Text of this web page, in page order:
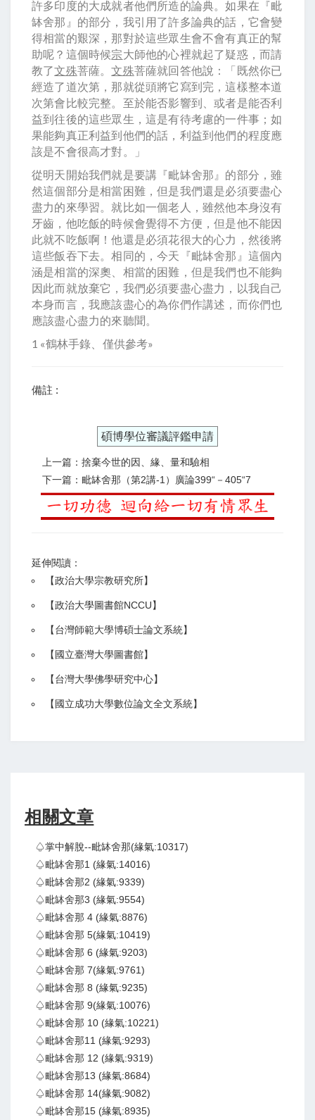
許多印度的大成就者他們所造的論典。如果在『毗
缽舍那』的部分，我引用了許多論典的話，它會變
得相當的艱深，那對於這些眾生會不會有真正的幫
助呢？這個時候宗大師他的心裡就起了疑惑，而請
教了文殊菩薩。文殊菩薩就回答他說：「既然你已
經造了道次第，那就從頭將它寫到完，這樣整本道
次第會比較完整。至於能否影響到、或者是能否利
益到往後的這些眾生，這是有待考慮的一件事；如
果能夠真正利益到他們的話，利益到他們的程度應
該是不會很高才對。」
從明天開始我們就是要講『毗缽舍那』的部分，雖
然這個部分是相當困難，但是我們還是必須要盡心
盡力的來學習。就比如一個老人，雖然他本身沒有
牙齒，他吃飯的時候會覺得不方便，但是他不能因
此就不吃飯啊！他還是必須花很大的心力，然後將
這些飯吞下去。相同的，今天『毗缽舍那』這個內
涵是相當的深奧、相當的困難，但是我們也不能夠
因此而就放棄它，我們必須要盡心盡力，以我自己
本身而言，我應該盡心的為你們作講述，而你們也
應該盡心盡力的來聽聞。
1 «鶴林手錄、僅供參考»
備註 :
碩博學位審議評鑑申請
上一篇：捨棄今世的因、緣、量和驗相
下一篇：毗缽舍那（第2講-1）廣論399“－405“7
延伸閱讀：
【政治大學宗教研究所】
【政治大學圖書館NCCU】
【台灣師範大學博碩士論文系統】
【 國立臺灣大學圖書館】
【台灣大學佛學研究中心】
【 國立成功大學數位論文全文系統】
相關文章
♤掌中解脫--毗缽舍那(緣氣:10317)
♤毗缽舍那1 (緣氣:14016)
♤毗缽舍那2 (緣氣:9339)
♤毗缽舍那3 (緣氣:9554)
♤毗缽舍那 4 (緣氣:8876)
♤毗缽舍那 5(緣氣:10419)
♤毗缽舍那 6 (緣氣:9203)
♤毗缽舍那 7(緣氣:9761)
♤毗缽舍那 8 (緣氣:9235)
♤毗缽舍那 9(緣氣:10076)
♤毗缽舍那 10 (緣氣:10221)
♤毗缽舍那11 (緣氣:9293)
♤毗缽舍那 12 (緣氣:9319)
♤毗缽舍那13 (緣氣:8684)
♤毗缽舍那 14(緣氣:9082)
♤毗缽舍那15 (緣氣:8935)